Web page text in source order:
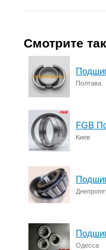
Смотрите
Полтава
FGB
Киев
Одесса